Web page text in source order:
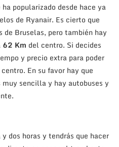
popularizado desde hace ya
de Ryanair. Es cierto que
de Bruselas, pero también hay
62 Km del centro. Si decides
y precio extra para poder
En su favor hay que
sencilla y hay autobuses y
dos horas y tendrás que hacer